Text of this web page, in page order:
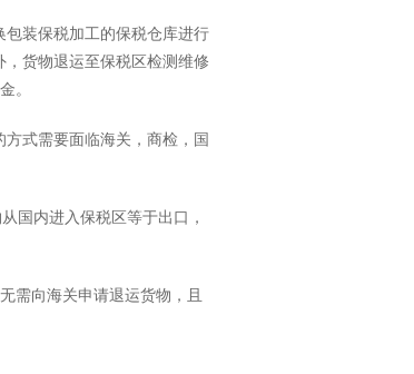
装保税加工的保税仓库进行
货物退运至保税区检测维修
。
式需要面临海关，商检，国
国内进入保税区等于出口，
需向海关申请退运货物，且